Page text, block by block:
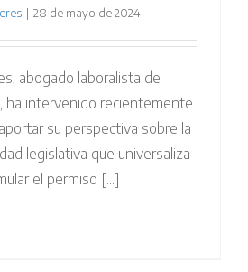
| 28 de mayo de 2024
abogado laboralista de
ha intervenido recientemente
su perspectiva sobre la
legislativa que universaliza
el permiso [...]